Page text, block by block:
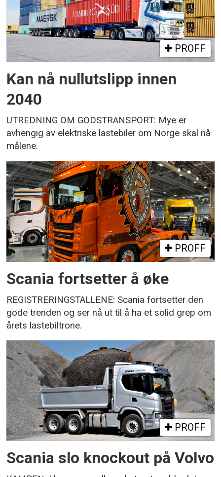
PROFF
Kan nå nullutslipp innen
2040
UTREDNING OM GODSTRANSPORT: Mye er
avhengig av elektriske lastebiler om Norge skal nå
målene.
PROFF
Scania fortsetter å øke
REGISTRERINGSTALLENE: Scania fortsetter den
gode trenden og ser nå ut til å ha et solid grep om
årets lastebiltrone.
PROFF
Scania slo knockout på Volvo